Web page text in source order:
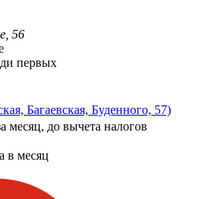
56
первых
Багаевская, Буденного, 57)
месяц, до вычета налогов
в месяц